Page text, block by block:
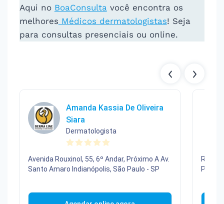
Aqui no BoaConsultavocê encontra os
melhores Médicos dermatologistas! Seja
para consultas presenciais ou online.